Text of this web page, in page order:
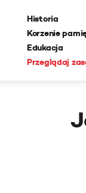
Historia
Korzenie
Edukacja
Przeglądaj